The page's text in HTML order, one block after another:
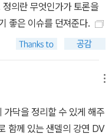
의란 무엇인가가 토론을
좋은 이슈를 던져준다.
닥을 정리할 수 있게 해주
함께 있는 샌델의 강연 DV